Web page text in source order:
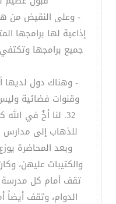
- وعلى النقيض من
إذاعية لها برامجها
جميع برامجها
- وهناك دول
وقنوات فضائية
32. لنا أخٌ في
للذهاب إلى مدارس
وبعد المحاضرة
والكتيبات عليهن،
تقف أمام كل
الدوام، وتقف